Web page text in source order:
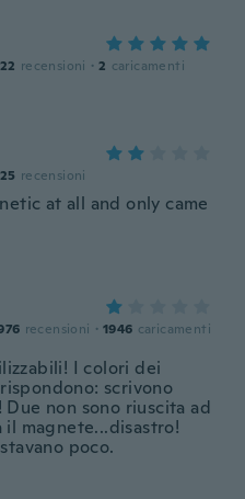
22 recensioni · 2 caricamenti
25 recensioni
at all and only came
recensioni · 1946 caricamenti
I colori dei
scrivono
non sono riuscita ad
il magnete...disastro!
poco.